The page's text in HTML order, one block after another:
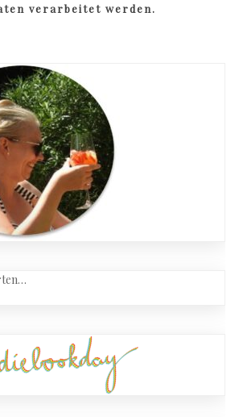
verarbeitet werden.